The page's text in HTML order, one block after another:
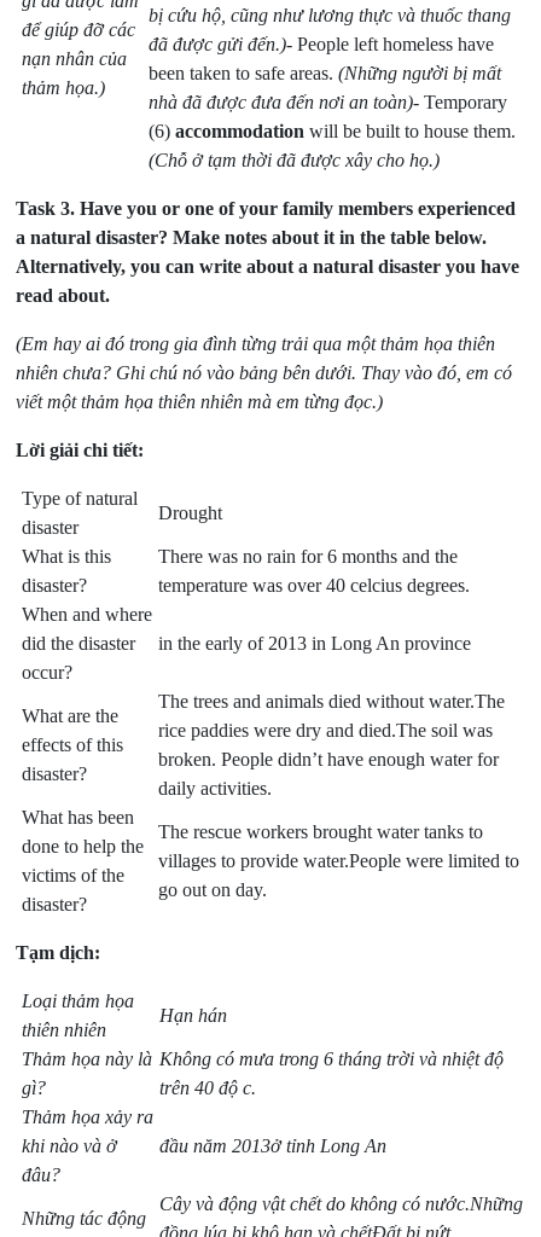
để giúp đỡ các
nạn nhân của
thảm họa.)
bị cứu hộ, cũng như lương thực và thuốc thang
đã được gửi đến.)- People left homeless have
been taken to safe areas.(Những người bị mất
nhà đã được đưa đến nơi an toàn)- Temporary
(6)accommodation will be built to house them.
(Chỗ ở tạm thời đã được xây cho họ.)
Task 3. Have you or one of your family members experienced
a natural disaster? Make notes about it in the table below.
Alternatively, you can write about a natural disaster you have
read about.
(Em hay ai đó trong gia đình từng trải qua một thảm họa thiên
nhiên chưa? Ghi chú nó vào bảng bên dưới. Thay vào đó, em có
viết một thảm họa thiên nhiên mà em từng đọc.)
Lời giải chi tiết:
Type of natural
disaster
Drought
What is this
disaster?
There was no rain for 6 months and the
temperature was over 40 celcius degrees.
When and where
did the disaster
occur?
in the early of 2013 in Long An province
What are the
effects of this
disaster?
The trees and animals died without water.The
rice paddies were dry and died.The soil was
broken. People didn’t have enough water for
daily activities.
What has been
done to help the
victims of the
disaster?
The rescue workers brought water tanks to
villages to provide water.People were limited to
go out on day.
Tạm dịch:
Loại thảm họa
thiên nhiên
Hạn hán
Thảm họa này là
gì?
Không có mưa trong 6 tháng trời và nhiệt độ
trên 40 độ c.
Thảm họa xảy ra
khi nào và ở
đâu?
đầu năm 2013ở tỉnh Long An
Những tác động
Cây và động vật chết do không có nước.Những
đồng lúa bị khô hạn và chếtĐất bị nứt